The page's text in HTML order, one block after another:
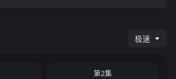
极速
第2集